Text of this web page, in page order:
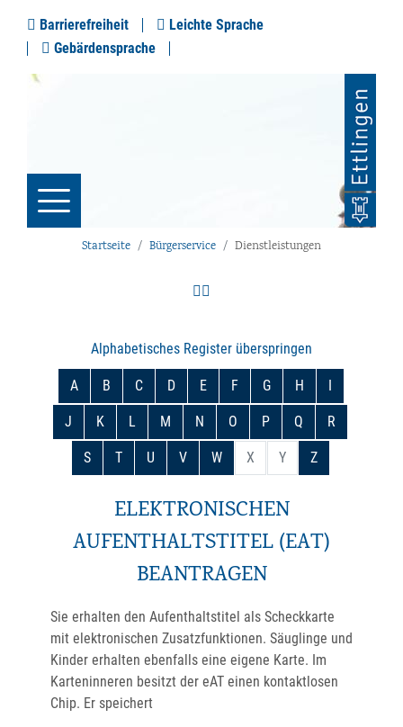
Barrierefreiheit
Leichte Sprache
Gebärdensprache
Startseite Bürgerservice Dienstleistungen
Alphabetisches Register überspringen
A B C D E F G H I
J K L M N O P Q R
S T U V W X Y Z
ELEKTRONISCHEN
AUFENTHALTSTITEL (EAT)
BEANTRAGEN
Sie erhalten den Aufenthaltstitel als Scheckkarte
mit elektronischen Zusatzfunktionen. Säuglinge und
Kinder erhalten ebenfalls eine eigene Karte. Im
Karteninneren besitzt der eAT einen kontaktlosen
Chip. Er speichert